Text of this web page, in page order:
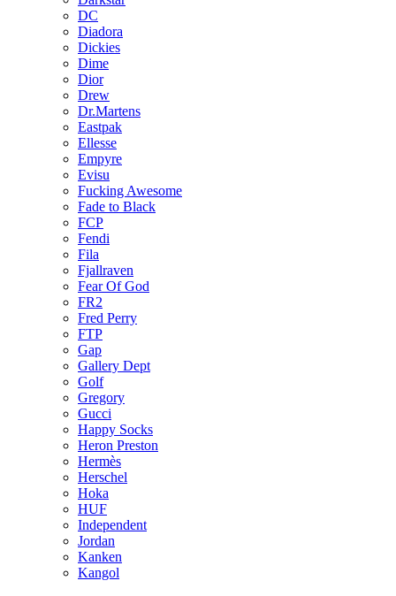
DC
Diadora
Dickies
Dime
Dior
Drew
Dr.Martens
Eastpak
Ellesse
Empyre
Evisu
Fucking Awesome
Fade to Black
FCP
Fendi
Fila
Fjallraven
Fear Of God
FR2
Fred Perry
FTP
Gap
Gallery Dept
Golf
Gregory
Gucci
Happy Socks
Heron Preston
Hermès
Hersсhel
Hoka
HUF
Independent
Jordan
Kanken
Kangol